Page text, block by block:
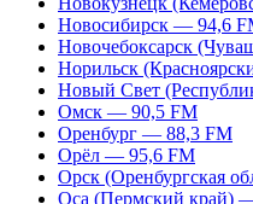
Новосибирск — 94,6
Новочебоксарск
Норильск
Новый Свет
Омск — 90,5 FM
Оренбург — 88,3 FM
Орёл — 95,6 FM
Орск (Оренбургская
Оса (Пермский край)